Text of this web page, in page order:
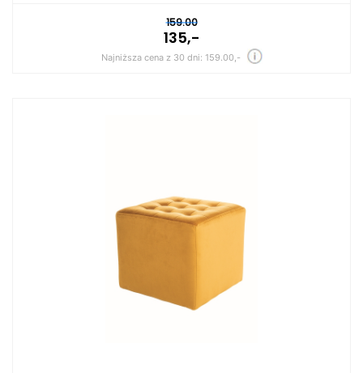
159.00
135,-
Najniższa cena z 30 dni: 159.00,-